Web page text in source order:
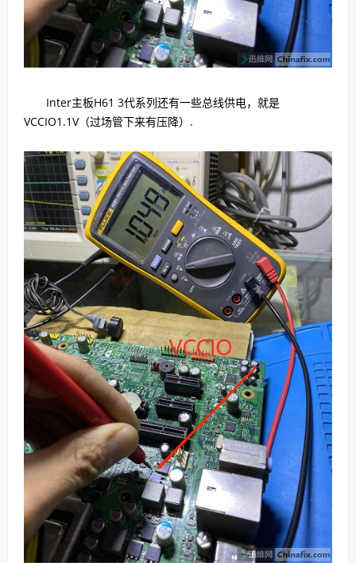
Inter主板H61 3代系列还有一些总线供电，就是
VCCIO1.1V（过场管下来有压降）.